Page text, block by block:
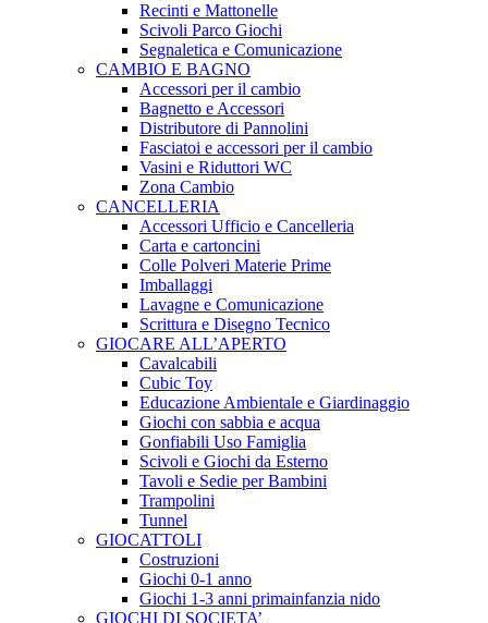
Recinti e Mattonelle
Scivoli Parco Giochi
Segnaletica e Comunicazione
CAMBIO E BAGNO
Accessori per il cambio
Bagnetto e Accessori
Distributore di Pannolini
Fasciatoi e accessori per il cambio
Vasini e Riduttori WC
Zona Cambio
CANCELLERIA
Accessori Ufficio e Cancelleria
Carta e cartoncini
Colle Polveri Materie Prime
Imballaggi
Lavagne e Comunicazione
Scrittura e Disegno Tecnico
GIOCARE ALL’APERTO
Cavalcabili
Cubic Toy
Educazione Ambientale e Giardinaggio
Giochi con sabbia e acqua
Gonfiabili Uso Famiglia
Scivoli e Giochi da Esterno
Tavoli e Sedie per Bambini
Trampolini
Tunnel
GIOCATTOLI
Costruzioni
Giochi 0-1 anno
Giochi 1-3 anni primainfanzia nido
GIOCHI DI SOCIETA’